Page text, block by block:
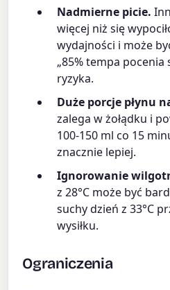
Nadmierne picie.
więcej niż się
wydajności i może
„85% tempa
ryzyka.
Duże porcje płynu
zalega w żołądku i
100-150 ml co 15
znacznie lepiej.
Ignorowanie
z 28°C może być
suchy dzień z 33°C
wysiłku.
Ograniczenia